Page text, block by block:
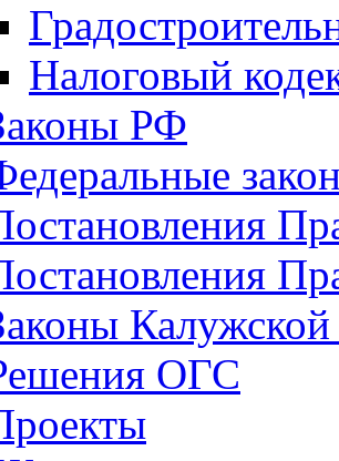
Налоговый
РФ
Калужской
ОГС